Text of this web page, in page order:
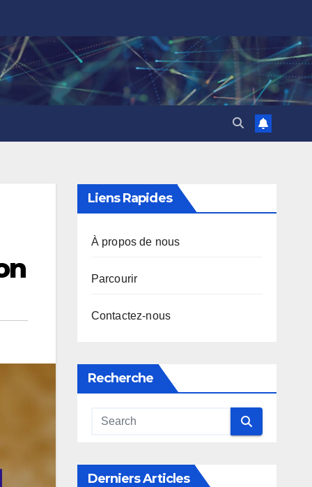
Liens Rapides
À propos de nous
Parcourir
Contactez-nous
Recherche
Derniers Articles